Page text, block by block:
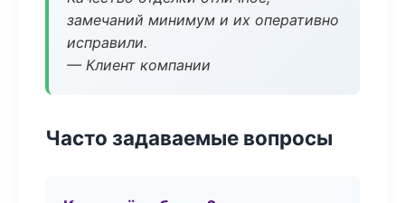
замечаний минимум и их оперативно
исправили.
— Клиент компании
Часто задаваемые вопросы